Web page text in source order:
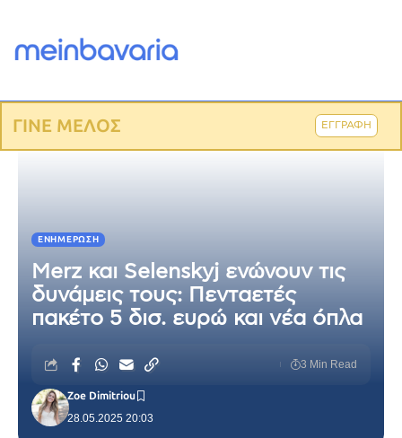
ΓΙΝΕ ΜΕΛΟΣ ΕΓΓΡΑΦΗ
ΕΝΗΜΈΡΩΣΗ
Merz και Selenskyj ενώνουν τις
δυνάμεις τους: Πενταετές
πακέτο 5 δισ. ευρώ και νέα όπλα
28.05.2025 20:03
Zoe Dimitriou
3 Min Read